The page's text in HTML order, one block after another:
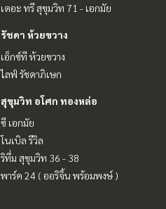
เดอะ ทรี สุขุมวิท 71 - เอกมัย
รัชดา ห้วยขวาง
เอ็กซ์ที ห้วยขวาง
ไลฟ์ รัชดาภิเษก
สุขุมวิท อโศก ทองหล่อ
ซี เอกมัย
โนเบิล รีวิล
ริทึ่ม สุขุมวิท 36 - 38
พาร์ค 24 ( ออริจิ้น พร้อมพงษ์ )